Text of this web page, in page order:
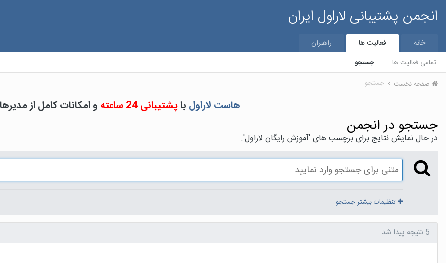
انجمن پشتیبانی لاراول ایران
خانه فعالیت ها
تمامی فعالیت ها جستجو
راهبران
صفحه نخست جستجو
هاست لاراول باپشتیبانی 24 ساعته و امکانات کامل از
جستجو در انجمن
در حال نمایش نتایج برای برچسب های 'آموزش رایگان لاراول'.
تنظیمات بیشتر جستجو
5 نتیجه پیدا شد